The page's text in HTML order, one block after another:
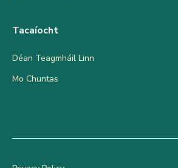
Tacaíocht
Déan Teagmháil Linn
Mo Chuntas